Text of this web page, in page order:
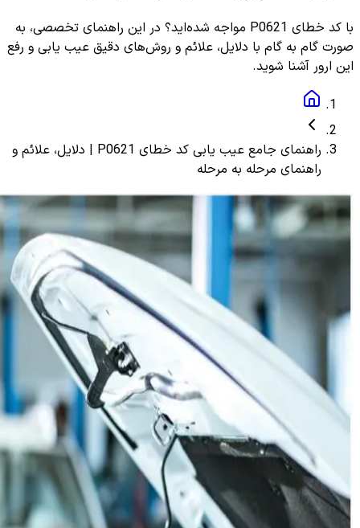
با کد خطای P0621 مواجه شده‌اید؟ در این راهنمای تخصصی، به
صورت گام به گام با دلایل، علائم و روش‌های دقیق عیب یابی و رفع
این ارور آشنا شوید.
راهنمای جامع عیب یابی کد خطای P0621 | دلایل، علائم و
راهنمای مرحله به مرحله